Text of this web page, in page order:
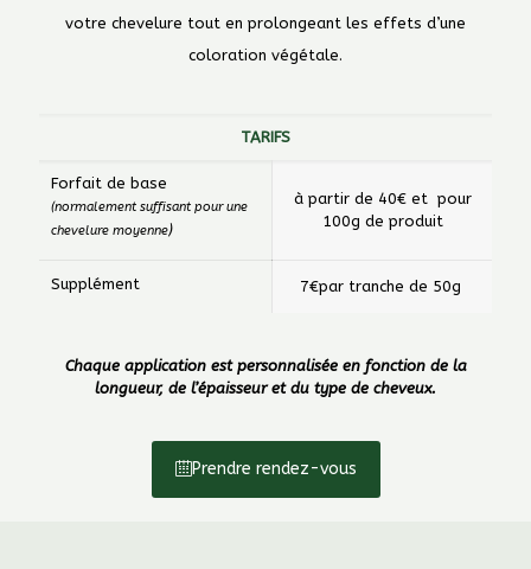
votre chevelure tout en prolongeant les effets d’une
coloration végétale.
TARIFS
Forfait de base
(normalement suffisant pour une
chevelure moyenne)
à partir de 40€ et pour
100g de produit
Supplément 7€par tranche de 50g
Chaque application est personnalisée en fonction de la
longueur, de l’épaisseur et du type de cheveux.
Prendre rendez-vous